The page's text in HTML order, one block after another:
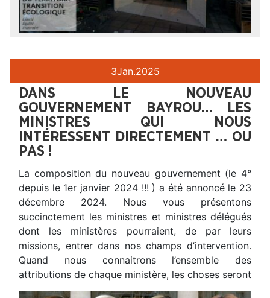
3Jan.2025
DANS LE NOUVEAU
GOUVERNEMENT BAYROU… LES
MINISTRES QUI NOUS
INTÉRESSENT DIRECTEMENT … OU
PAS !
La composition du nouveau gouvernement (le 4°
depuis le 1er janvier 2024 !!! ) a été annoncé le 23
décembre 2024. Nous vous présentons
succinctement les ministres et ministres délégués
dont les ministères pourraient, de par leurs
missions, entrer dans nos champs d’intervention.
Quand nous connaitrons l’ensemble des
attributions de chaque ministère, les choses seront